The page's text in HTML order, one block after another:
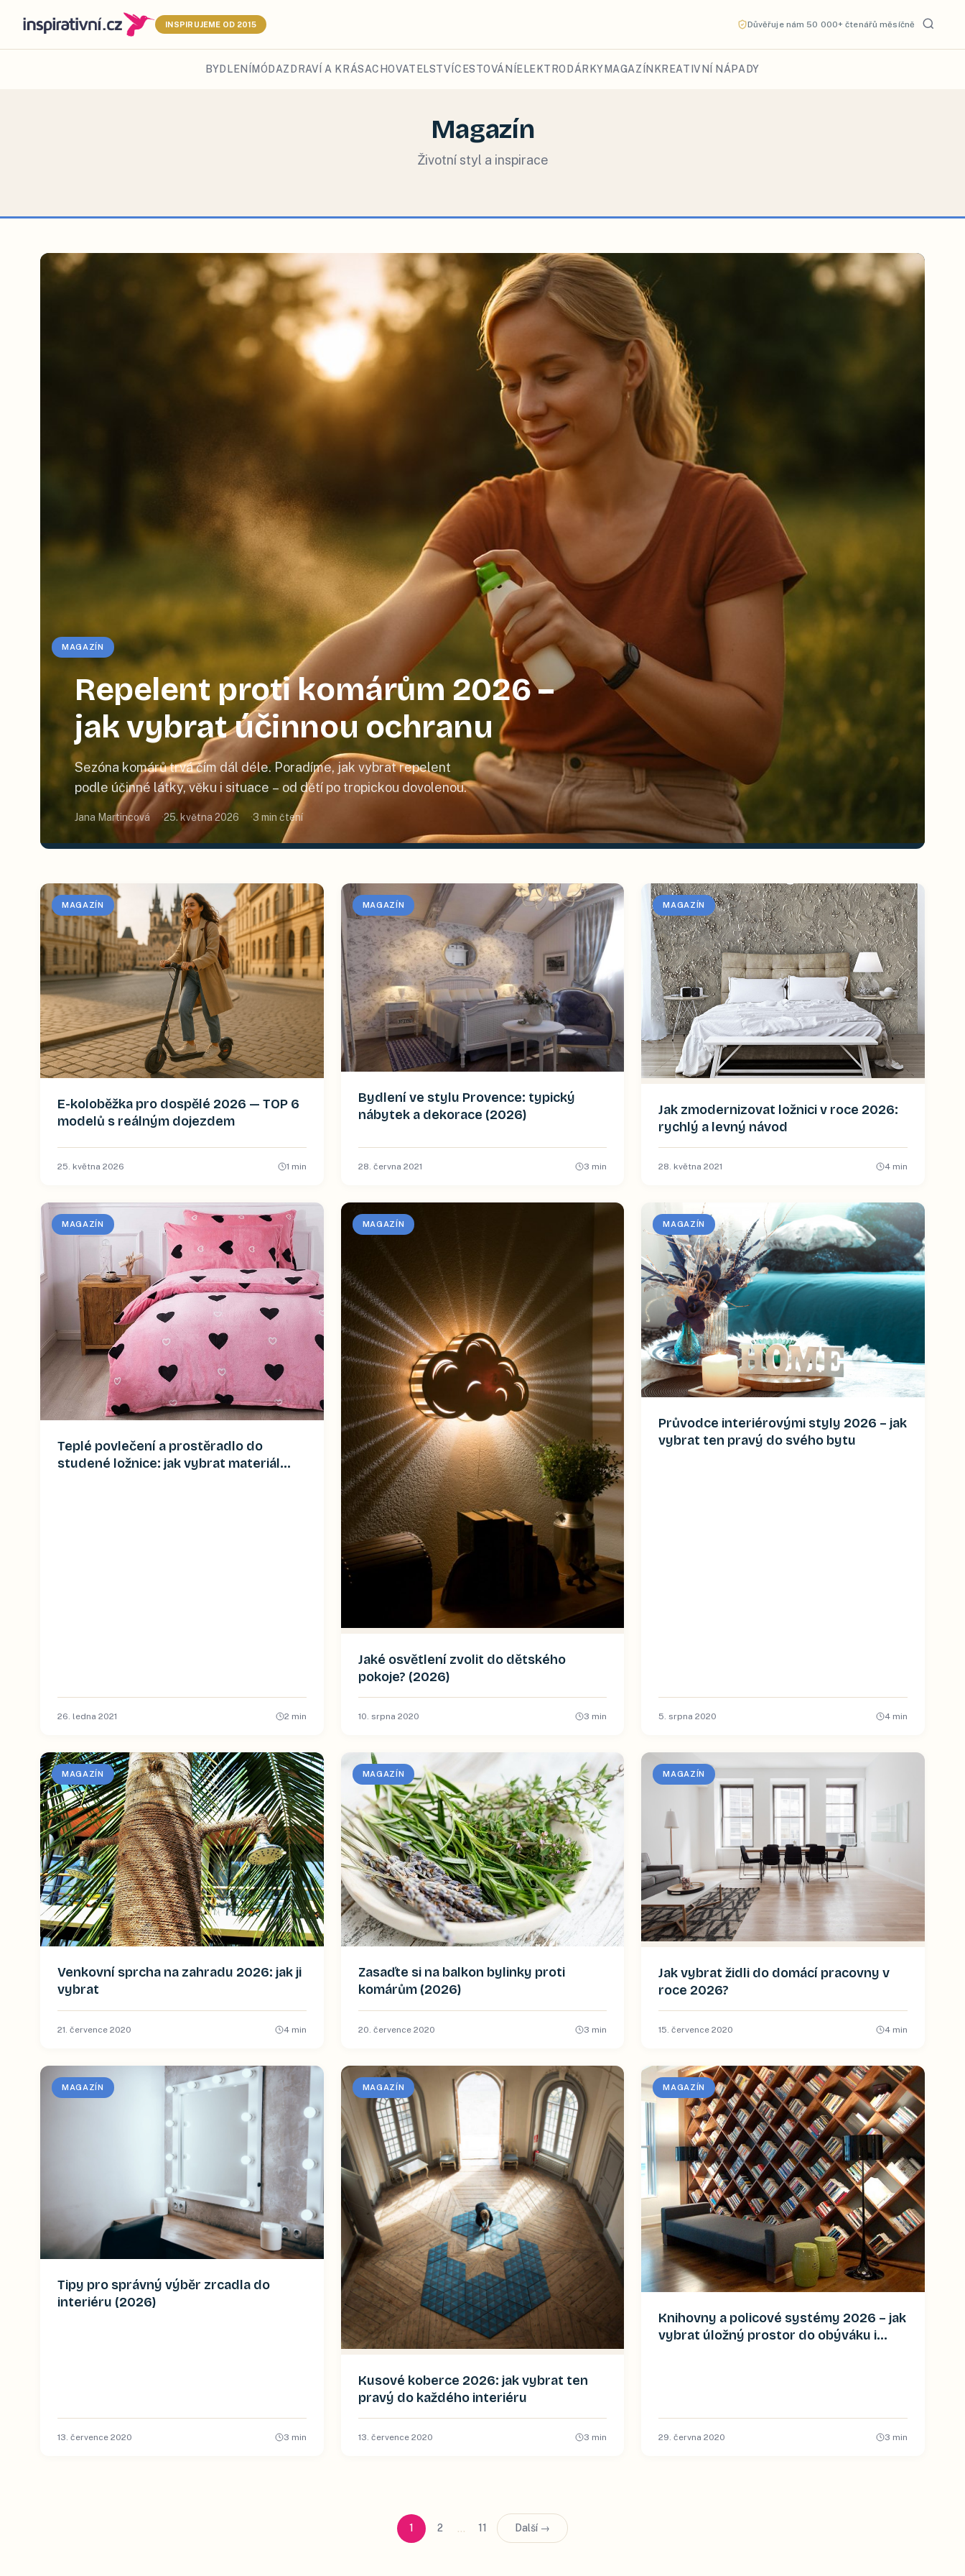
INSPIRUJEME OD 2015 Důvěřuje nám 50 000+ čtenářů měsíčně
BYDLENÍ MÓDAZDRAVÍ A KRÁSACHOVATELSTVÍCESTOVÁNÍ ELEKTRO DÁRKY MAGAZÍN KREATIVNÍ NÁPADY
Magazín
Životní styl a inspirace
MAGAZÍN
Repelent proti komárům 2026 –
jak vybrat účinnou ochranu
Sezóna komárů trvá čím dál déle. Poradíme, jak vybrat repelent
podle účinné látky, věku i situace – od dětí po tropickou dovolenou.
Jana Martincová 25. května 2026 3 min čtení
MAGAZÍN
E-koloběžka pro dospělé 2026 — TOP 6
modelů s reálným dojezdem
25. května 2026 1 min
MAGAZÍN
Bydlení ve stylu Provence: typický
nábytek a dekorace (2026)
28. června 2021 3 min
MAGAZÍN
Jak zmodernizovat ložnici v roce 2026:
rychlý a levný návod
28. května 2021 4min
MAGAZÍN
Teplé povlečení a prostěradlo do
studené ložnice: jak vybrat materiál
26. ledna 2021 2 min
MAGAZÍN
Jaké osvětlení zvolit do dětského
pokoje? (2026)
10. srpna 2020 3 min
MAGAZÍN
Průvodce interiérovými styly 2026 – jak
vybrat ten pravý do svého bytu
5. srpna 2020 4min
MAGAZÍN
Venkovní sprcha na zahradu 2026: jak ji
vybrat
21. července 2020 4min
MAGAZÍN
Zasaďte si na balkon bylinky proti
komárům (2026)
20. července 2020 3 min
MAGAZÍN
Jak vybrat židli do domácí pracovny v
roce 2026?
15. července 2020 4min
MAGAZÍN
Tipy pro správný výběr zrcadla do
interiéru (2026)
13. července 2020 3 min
MAGAZÍN
Kusové koberce 2026: jak vybrat ten
pravý do každého interiéru
13. července 2020 3 min
MAGAZÍN
Knihovny a policové systémy 2026 – jak
vybrat úložný prostor do obýváku i
29. června 2020 3 min
1 2 … 11 Další →